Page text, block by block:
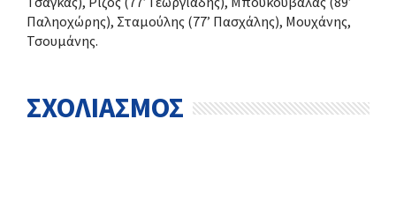
Παληοχώρης), Σταμούλης (77’ Πασχάλης), Μουχάνης,
Τσουμάνης.
ΣΧΟΛΙΑΣΜΟΣ